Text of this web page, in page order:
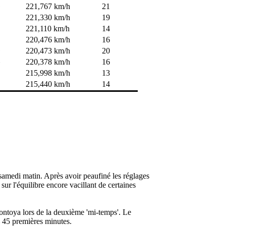
221,767 km/h
21
221,330 km/h
19
221,110 km/h
14
220,476 km/h
16
220,473 km/h
20
220,378 km/h
16
215,998 km/h
13
215,440 km/h 14
matin. Après avoir peaufiné les réglages
l'équilibre encore vacillant de certaines
lors de la deuxième 'mi-temps'. Le
premières minutes.